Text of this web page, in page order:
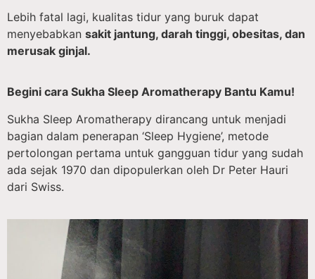
Lebih fatal lagi, kualitas tidur yang buruk dapat
menyebabkan sakit jantung, darah tinggi, obesitas, dan
merusak ginjal.
Begini cara Sukha Sleep Aromatherapy Bantu Kamu!
Sukha Sleep Aromatherapy dirancang untuk menjadi
bagian dalam penerapan ‘Sleep Hygiene’, metode
pertolongan pertama untuk gangguan tidur yang sudah
ada sejak 1970 dan dipopulerkan oleh Dr Peter Hauri
dari Swiss.